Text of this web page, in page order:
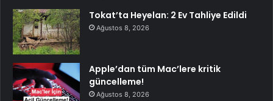
Tokat’ta Heyelan: 2 Ev Tahliye Edildi
Ağustos 8, 2026
Apple’dan tüm Mac’lere kritik
güncelleme!
Ağustos 8, 2026